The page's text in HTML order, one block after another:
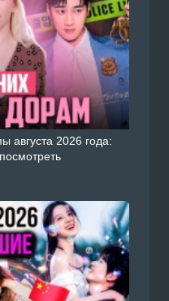
2026 года: